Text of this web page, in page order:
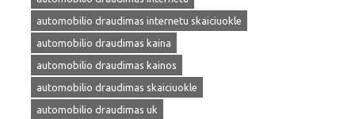
automobilio draudimas internetu skaiciuokle
automobilio draudimas kaina
automobilio draudimas kainos
automobilio draudimas skaiciuokle
automobilio draudimas uk